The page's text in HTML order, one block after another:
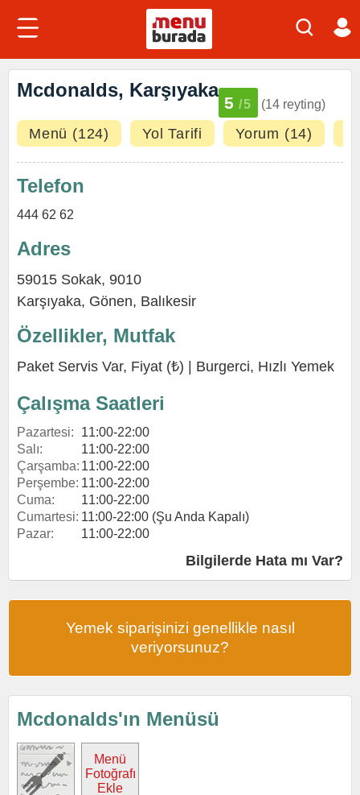
Mcdonalds, Karşıyaka
5 /5 (14 reyting)
Menü (124) Yol Tarifi Yorum (14)
Telefon
444 62 62
Adres
59015 Sokak, 9010
Karşıyaka, Gönen, Balıkesir
Özellikler, Mutfak
Paket Servis Var, Fiyat (₺) | Burgerci, Hızlı Yemek
Çalışma Saatleri
Pazartesi:
11:00-22:00
Salı:
11:00-22:00
Çarşamba: 11:00-22:00
Perşembe: 11:00-22:00
Cuma:
11:00-22:00
Cumartesi: 11:00-22:00 (Şu Anda Kapalı)
Pazar:
11:00-22:00
Bilgilerde Hata mı Var?
Yemek siparişinizi genellikle nasıl
veriyorsunuz?
Mcdonalds'ın Menüsü
Menü
Fotoğrafı
Ekle